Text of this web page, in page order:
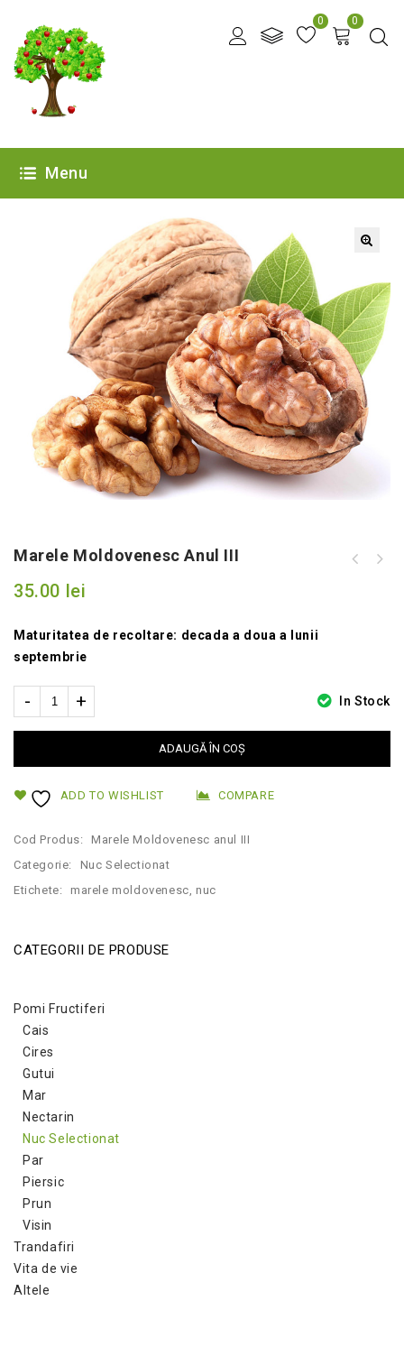
0 0
Menu
Marele Moldovenesc Anul III
35.00 lei
Maturitatea de recoltare: decada a doua a lunii
septembrie
In Stock
ADAUGĂ ÎN COȘ
ADD TO WISHLIST COMPARE
Cod Produs:
Marele Moldovenesc anul III
Categorie:
Nuc Selectionat
Etichete:
marele moldovenesc ,nuc
CATEGORII DE PRODUSE
Pomi Fructiferi
Cais
Cires
Gutui
Mar
Nectarin
Nuc Selectionat
Par
Piersic
Prun
Visin
Trandafiri
Vita de vie
Altele